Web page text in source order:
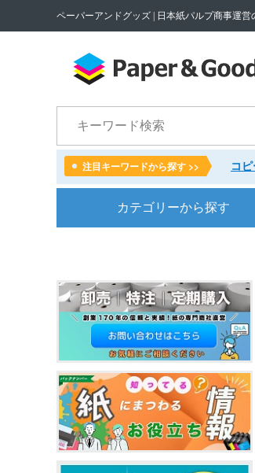
ペーパーアンドグッズ | 日本紙パルプ商事運
注目キーワードから探す >> コ
カテゴリーから探す